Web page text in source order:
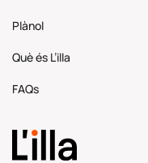
Plànol
Què és L’illa
FAQs